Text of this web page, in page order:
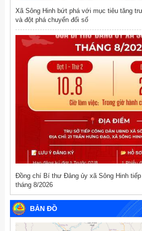
Xã Sông Hinh bứt phá với mục tiêu tăng
và đột phá chuyển đổi số
Đồng chí Bí thư Đảng ủy xã Sông Hinh
tháng 8/2026
BẢN ĐỒ